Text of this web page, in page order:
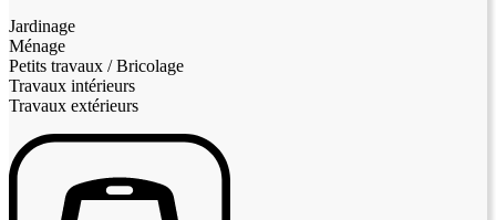
Jardinage
Ménage
Petits travaux / Bricolage
Travaux intérieurs
Travaux extérieurs